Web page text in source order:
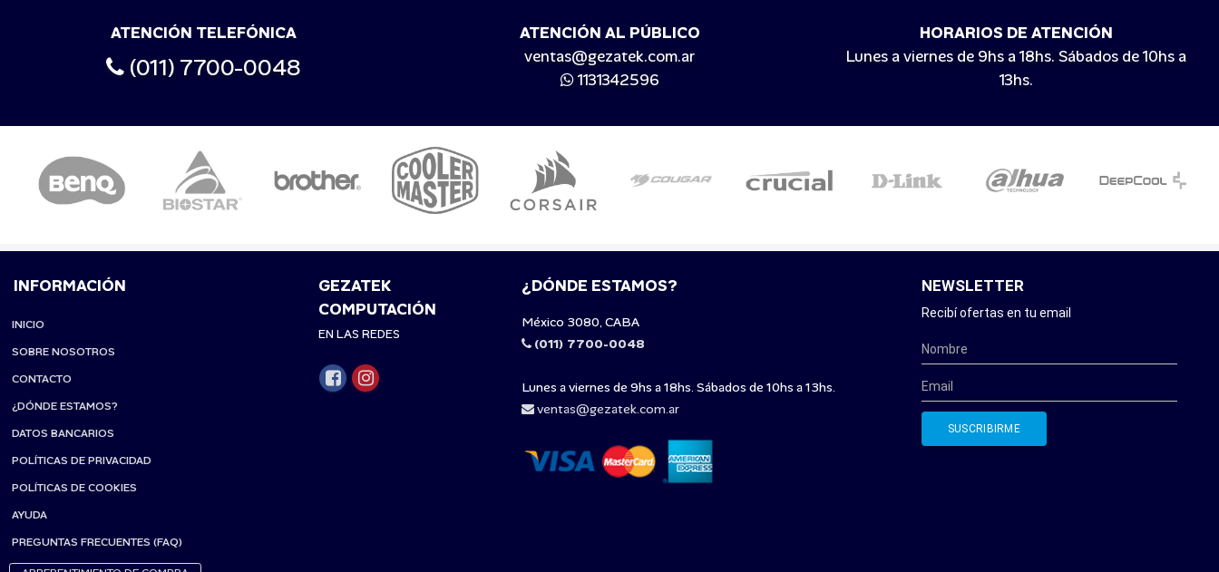
ATENCIÓN TELEFÓNICA
(011) 7700-0048
ATENCIÓN AL PÚBLICO
ventas@gezatek.com.ar
1131342596
HORARIOS DE ATENCIÓN
Lunes a viernes de 9hs a 18hs. Sábados de 10hs a
13hs.
INFORMACIÓN
INICIO
SOBRE NOSOTROS
CONTACTO
¿DÓNDE ESTAMOS?
DATOS BANCARIOS
POLÍTICAS DE PRIVACIDAD
POLÍTICAS DE COOKIES
AYUDA
PREGUNTAS FRECUENTES (FAQ)
GEZATEK
COMPUTACIÓN
EN LAS REDES
¿DÓNDE ESTAMOS?
México 3080, CABA
(011) 7700-0048
Lunes a viernes de 9hs a 18hs. Sábados de 10hs a 13hs.
ventas@gezatek.com.ar
NEWSLETTER
Recibí ofertas en tu email